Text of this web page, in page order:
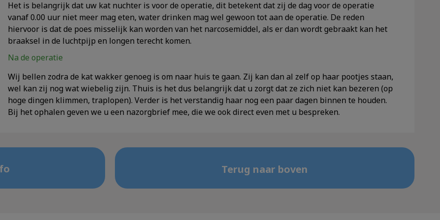
Het is belangrijk dat uw kat nuchter is voor de operatie, dit betekent dat zij de dag voor de operatie
vanaf 0.00 uur niet meer mag eten, water drinken mag wel gewoon tot aan de operatie. De reden
hiervoor is dat de poes misselijk kan worden van het narcosemiddel, als er dan wordt gebraakt kan het
braaksel in de luchtpijp en longen terecht komen.
Na de operatie
Wij bellen zodra de kat wakker genoeg is om naar huis te gaan. Zij kan dan al zelf op haar pootjes staan,
wel kan zij nog wat wiebelig zijn. Thuis is het dus belangrijk dat u zorgt dat ze zich niet kan bezeren (op
hoge dingen klimmen, traplopen). Verder is het verstandig haar nog een paar dagen binnen te houden.
Bij het ophalen geven we u een nazorgbrief mee, die we ook direct even met u bespreken.
Terug naar boven